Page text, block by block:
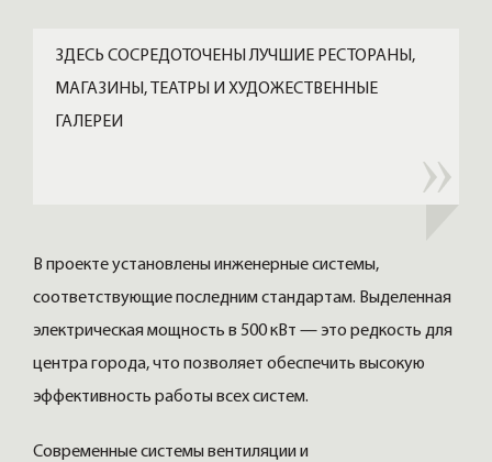
ЗДЕСЬ СОСРЕДОТОЧЕНЫ ЛУЧШИЕ РЕСТОРАНЫ,
МАГАЗИНЫ, ТЕАТРЫ И ХУДОЖЕСТВЕННЫЕ
ГАЛЕРЕИ
В проекте установлены инженерные системы,
соответствующие последним стандартам. Выделенная
электрическая мощность в 500 кВт — это редкость для
центра города, что позволяет обеспечить высокую
эффективность работы всех систем.
Современные системы вентиляции и